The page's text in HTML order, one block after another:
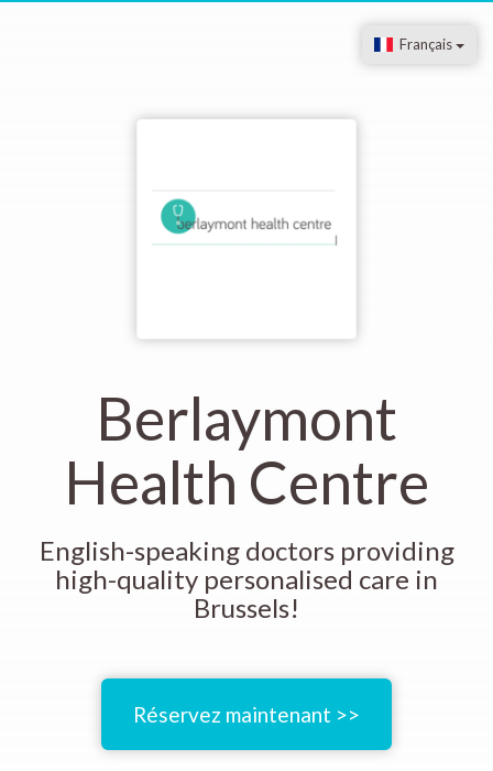
Français
Berlaymont
Health Centre
English-speaking doctors providing
high-quality personalised care in
Brussels!
Réservez maintenant >>